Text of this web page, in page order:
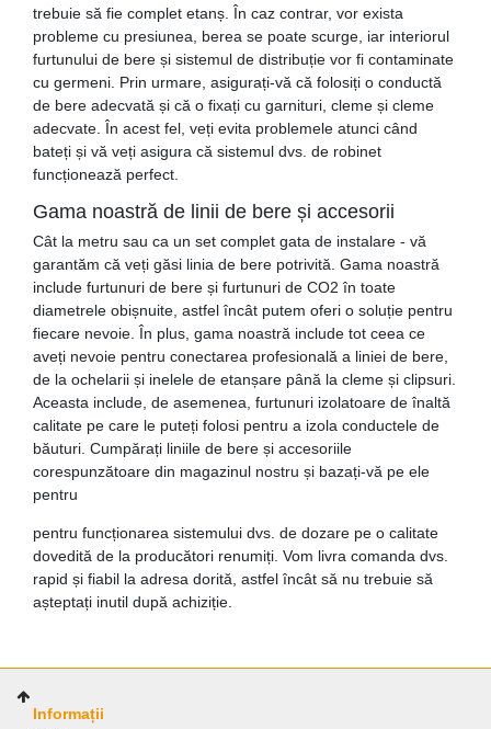
trebuie să fie complet etanș. În caz contrar, vor exista
probleme cu presiunea, berea se poate scurge, iar interiorul
furtunului de bere și sistemul de distribuție vor fi contaminate
cu germeni. Prin urmare, asigurați-vă că folosiți o conductă
de bere adecvată și că o fixați cu garnituri, cleme și cleme
adecvate. În acest fel, veți evita problemele atunci când
bateți și vă veți asigura că sistemul dvs. de robinet
funcționează perfect.
Gama noastră de linii de bere și accesorii
Cât la metru sau ca un set complet gata de instalare - vă
garantăm că veți găsi linia de bere potrivită. Gama noastră
include furtunuri de bere și furtunuri de CO2 în toate
diametrele obișnuite, astfel încât putem oferi o soluție pentru
fiecare nevoie. În plus, gama noastră include tot ceea ce
aveți nevoie pentru conectarea profesională a liniei de bere,
de la ochelarii și inelele de etanșare până la cleme și clipsuri.
Aceasta include, de asemenea, furtunuri izolatoare de înaltă
calitate pe care le puteți folosi pentru a izola conductele de
băuturi. Cumpărați liniile de bere și accesoriile
corespunzătoare din magazinul nostru și bazați-vă pe ele
pentru
pentru funcționarea sistemului dvs. de dozare pe o calitate
dovedită de la producători renumiți. Vom livra comanda dvs.
rapid și fiabil la adresa dorită, astfel încât să nu trebuie să
așteptați inutil după achiziție.
Informații